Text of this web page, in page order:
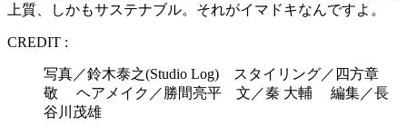
上質、しかもサステナブル。それがイマドキなんですよ。
CREDIT :
写真／鈴木泰之(Studio Log) スタイリング／四方章
敬 ヘアメイク／勝間亮平 文／秦 大輔 編集／長
谷川茂雄